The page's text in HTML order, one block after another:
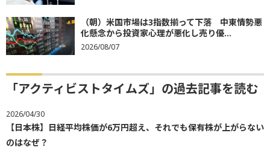
（朝）米国市場は3指数揃って下落 中東情勢悪
化懸念から投資家心理が悪化し売り優...
2026/08/07
「アクティビストタイムズ」の過去記事を読む
2026/04/30
【日本株】日経平均株価が6万円超え、それでも保有株が上がらない
のはなぜ？